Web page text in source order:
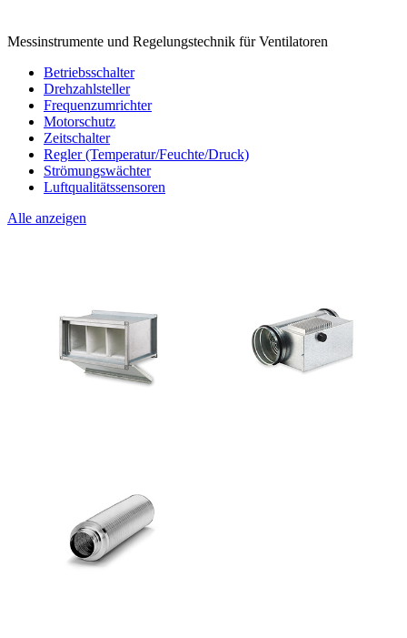
Messinstrumente und Regelungstechnik für Ventilatoren
Betriebsschalter
Drehzahlsteller
Frequenzumrichter
Motorschutz
Zeitschalter
Regler (Temperatur/Feuchte/Druck)
Strömungswächter
Luftqualitätssensoren
Alle anzeigen